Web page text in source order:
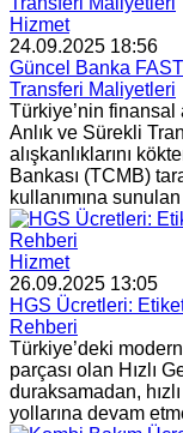
Hizmet
24.09.2025 18:56
Güncel Banka
Transferi Maliyetleri
Türkiye’nin finansal
Anlık ve Sürekli
alışkanlıklarını
Bankası (TCMB)
kullanımına
Hizmet
26.09.2025 13:05
HGS Ücretleri:
Rehberi
Türkiye’deki
parçası olan Hızlı
duraksamadan,
yollarına devam